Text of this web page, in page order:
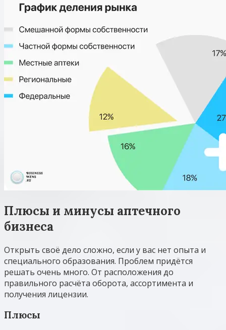
Плюсы и минусы аптечного
бизнеса
Открыть своё дело сложно, если у вас нет опыта и
специального образования. Проблем придётся
решать очень много. От расположения до
правильного расчёта оборота, ассортимента и
получения лицензии.
Плюсы